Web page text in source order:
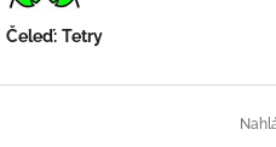
Čeleď: Tetry